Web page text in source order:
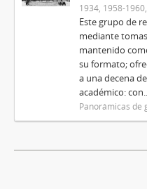
1934, 1958-
Este grupo de
mediante
mantenido
su formato;
a una decena
académico:
Panorámicas de